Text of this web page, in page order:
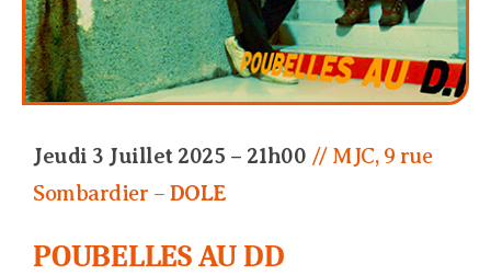
Jeudi 3 Juillet 2025 – 21h00 // MJC, 9 rue
Sombardier – DOLE
POUBELLES AU DD